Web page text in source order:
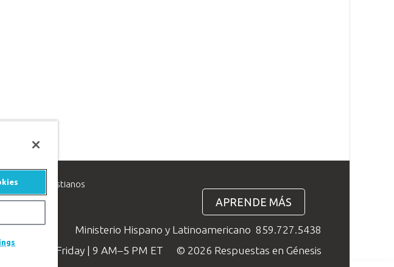
a los cristianos
APRENDE MÁS
Ministerio Hispano y Latinoamericano 859.727.5438
Monday–Friday | 9 AM–5 PM ET
© 2026 Respuestas en Génesis